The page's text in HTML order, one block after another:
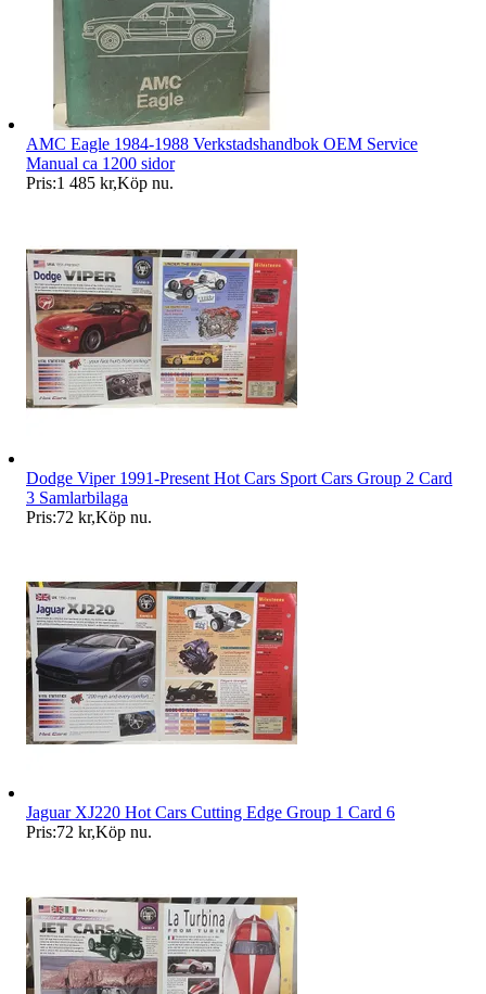
AMC Eagle 1984-1988 Verkstadshandbok OEM Service
Manual ca 1200 sidor
Pris:1 485 kr,Köp nu.
Dodge Viper 1991-Present Hot Cars Sport Cars Group 2 Card
3 Samlarbilaga
Pris:72 kr,Köp nu.
Jaguar XJ220 Hot Cars Cutting Edge Group 1 Card 6
Pris:72 kr,Köp nu.